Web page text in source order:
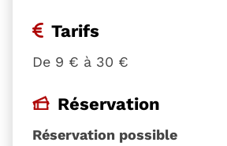
Tarifs
De 9 € à 30 €
Réservation
Réservation possible